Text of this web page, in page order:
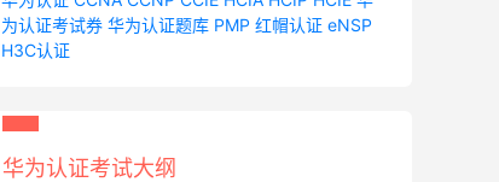
为认证考试券 华为认证题库 PMP 红帽认证 eNSP
H3C认证
华为认证考试大纲